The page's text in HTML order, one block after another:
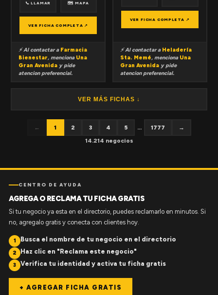
📞 LLAMAR 🗺 MAPA
VER FICHA COMPLETA ↗
⚡ Al contactar a Farmacia
Bienestar, menciona Una
Gran Avenida y pide
atencion preferencial.
VER FICHA COMPLETA ↗
⚡ Al contactar a Heladería
Sta. Memé, menciona Una
Gran Avenida y pide
atencion preferencial.
VER MÁS FICHAS ↓
← 1 2 3 4 5 ... 1777
→
14.214 negocios
CENTRO DE AYUDA
AGREGA O RECLAMA TU FICHA GRATIS
Si tu negocio ya esta en el directorio, puedes reclamarlo en minutos. Si
no, agregalo gratis y conecta con clientes hoy.
1 Busca el nombre de tu negocio en el directorio
2 Haz clic en "Reclama este negocio"
3 Verifica tu identidad y activa tu ficha gratis
+ AGREGAR FICHA GRATIS